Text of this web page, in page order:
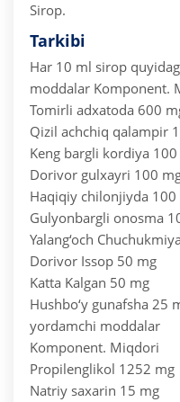
Sirop.
Tarkibi
Har 10 ml sirop
moddalar Komponent.
Tomirli adxatoda 600
Qizil achchiq qalampir
Keng bargli kordiya
Dorivor gulxayri 100
Haqiqiy chilonjiyda 100
Gulyonbargli onosma
Yalang‘och
Dorivor Issop 50 mg
Katta Kalgan 50 mg
Hushbo‘y gunafsha 25
yordamchi moddalar
Komponent. Miqdori
Propilenglikol 1252 mg
Natriy saxarin 15 mg